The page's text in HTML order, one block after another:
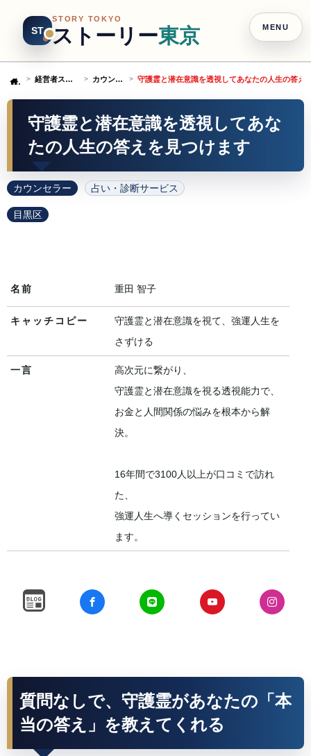
ST
STORY TOKYO
ストーリー東京
Home 経営者ストーリー カウンセラー 守護霊と潜在意識を透視してあなたの人生の答え
守護霊と潜在意識を透視してあな
たの人生の答えを見つけます
カウンセラー 占い・診断サービス
目黒区
名前 重田 智子
キャッチコピー
守護霊と潜在意識を視て、強運人生を
さずける
一言
高次元に繋がり、
守護霊と潜在意識を視る透視能力で、
お金と人間関係の悩みを根本から解
決。
16年間で3100人以上が口コミで訪れ
た、
強運人生へ導くセッションを行ってい
ます。
質問なしで、守護霊があなたの「本
当の答え」を教えてくれる
MENU